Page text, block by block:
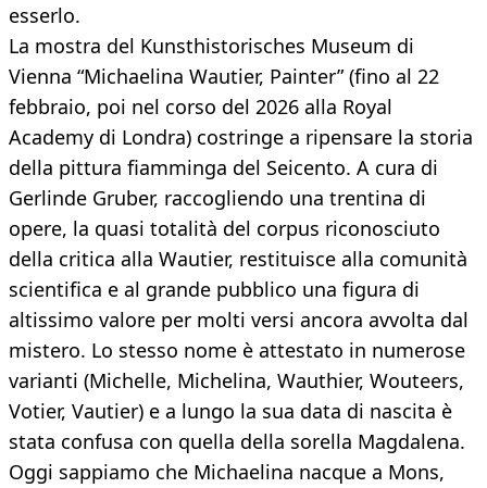
esserlo.
La mostra del Kunsthistorisches Museum di
Vienna “Michaelina Wautier, Painter” (fino al 22
febbraio, poi nel corso del 2026 alla Royal
Academy di Londra) costringe a ripensare la storia
della pittura fiamminga del Seicento. A cura di
Gerlinde Gruber, raccogliendo una trentina di
opere, la quasi totalità del corpus riconosciuto
della critica alla Wautier, restituisce alla comunità
scientifica e al grande pubblico una figura di
altissimo valore per molti versi ancora avvolta dal
mistero. Lo stesso nome è attestato in numerose
varianti (Michelle, Michelina, Wauthier, Wouteers,
Votier, Vautier) e a lungo la sua data di nascita è
stata confusa con quella della sorella Magdalena.
Oggi sappiamo che Michaelina nacque a Mons,